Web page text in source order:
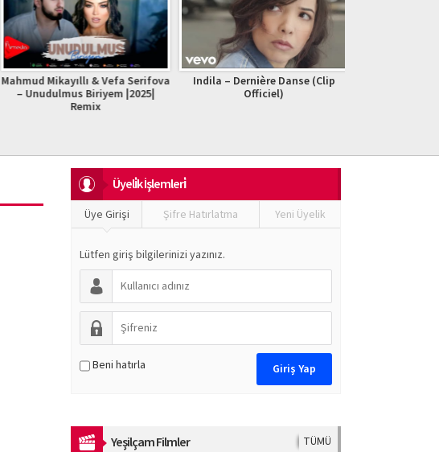
Mahmud Mikayıllı & Vefa Serifova
– Unudulmus Biriyem |2025|
Remix
Indila – Dernière Danse (Clip
Officiel)
Üyeli̇k İşlemleri̇
Üye Girişi Şifre Hatırlatma Yeni Üyelik
Lütfen giriş bilgilerinizi yazınız.
Beni hatırla
Yeşilçam Filmler TÜMÜ